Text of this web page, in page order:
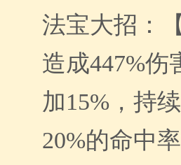
法宝大招：
造成447%
加15%，持
20%的命中